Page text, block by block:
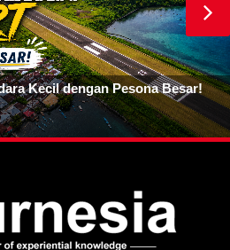
Kecil dengan Pesona Besar!